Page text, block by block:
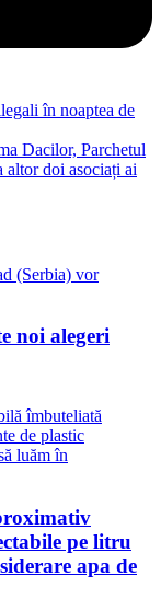
în noaptea de
Dacilor, Parchetul
altor doi asociați ai
noi alegeri
pe litru
apa de